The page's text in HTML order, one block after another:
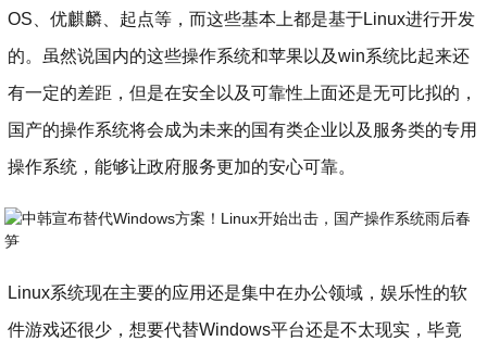
OS、优麒麟、起点等，而这些基本上都是基于Linux进行开发
的。虽然说国内的这些操作系统和苹果以及win系统比起来还
有一定的差距，但是在安全以及可靠性上面还是无可比拟的，
国产的操作系统将会成为未来的国有类企业以及服务类的专用
操作系统，能够让政府服务更加的安心可靠。
​Linux系统现在主要的应用还是集中在办公领域，娱乐性的软
件游戏还很少，想要代替Windows平台还是不太现实，毕竟